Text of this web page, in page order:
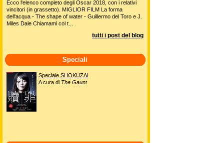
Ecco l'elenco completo degli Oscar 2018, con i relativi
vincitori (in grassetto). MIGLIOR FILM La forma
dell'acqua - The shape of water - Guillermo del Toro e J.
Miles Dale Chiamami col t...
tutti i post del blog
Speciali
Speciale SHOKUZAI
A cura di The Gaunt